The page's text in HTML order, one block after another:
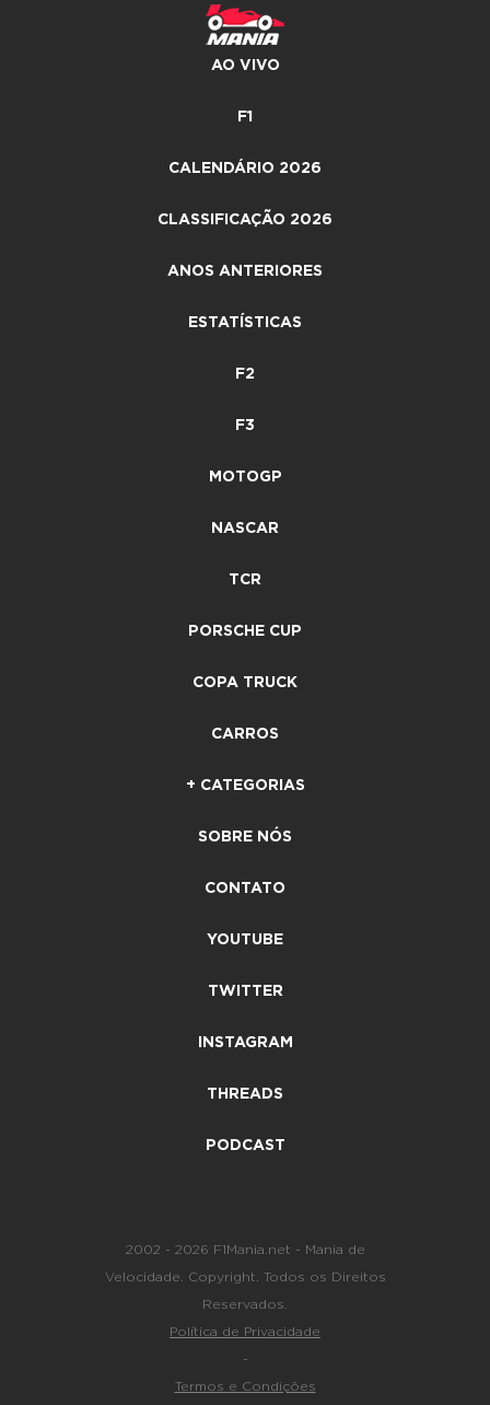
AO VIVO
F1
CALENDÁRIO 2026
CLASSIFICAÇÃO 2026
ANOS ANTERIORES
ESTATÍSTICAS
F2
F3
MOTOGP
NASCAR
TCR
PORSCHE CUP
COPA TRUCK
CARROS
+ CATEGORIAS
SOBRE NÓS
CONTATO
YOUTUBE
TWITTER
INSTAGRAM
THREADS
PODCAST
2002 - 2026 F1Mania.net - Mania de
Velocidade. Copyright. Todos os Direitos
Reservados.
Política de Privacidade
-
Termos e Condições